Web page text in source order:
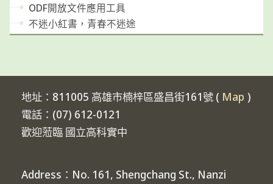
ODF開放文件應用工具
不迷小紅書，青春不迷途
地址：811005 高雄市楠梓區盛昌街161號 ( Map )
電話：(07) 612-0121
歡迎蒞臨 國立高科實中
Address：No. 161, Shengchang St., Nanzi